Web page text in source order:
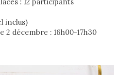
inclus)
2 décembre : 16h00-17h30